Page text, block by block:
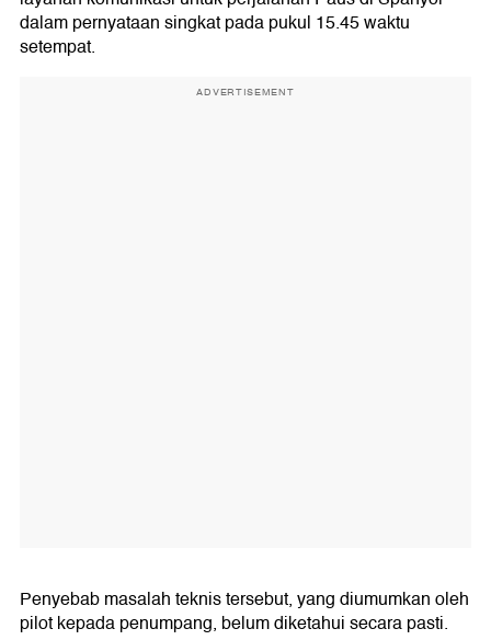
dalam pernyataan singkat pada pukul 15.45 waktu
setempat.
ADVERTISEMENT
Penyebab masalah teknis tersebut, yang diumumkan oleh
pilot kepada penumpang, belum diketahui secara pasti.